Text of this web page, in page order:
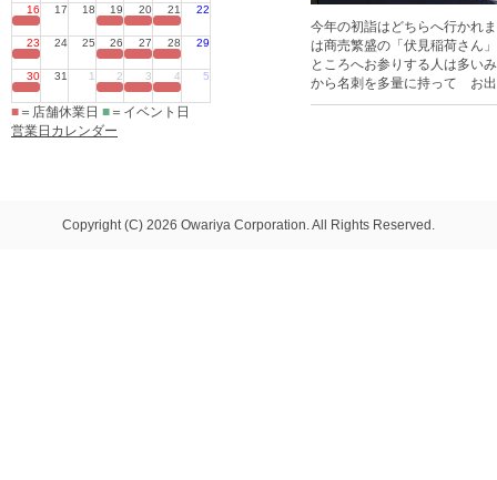
16 17 18 19 20 21 22
23 24 25 26 27 28 29
30 31 1 2 3 4 5
■ ＝店舗休業日 ■ ＝イベント日
営業日カレンダー
今年の初詣はどちらへ行かれ
は商売繁盛の「伏見稲荷さ
ところへお参りする人は多い
から名刺を多量に持って お
Copyright (C) 2026 Owariya Corporation. All Rights Reserved.